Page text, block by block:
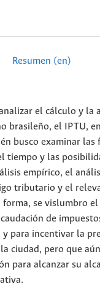
Resumen (en)
el cálculo y la
brasileño, el IPTU,
busco examinar las
tiempo y las
empírico, el
tributario y el
se vislumbro
de
para incentivar la
ciudad, pero que
para alcanzar su